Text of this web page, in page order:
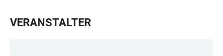
VERANSTALTER